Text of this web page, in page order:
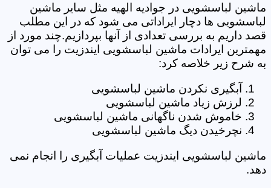
ماشین لباسشویی در جوادیه الهیه مثل سایر ماشین
لباسشویی ها دچار ایراداتی می شود که در این مطلب
قصد داریم به بررسی تعدادی از آنها بپردازیم.چند مورد از
مهمترین ایرادات ماشین لباسشویی ایندزیت را می توان
به شرح زیر خلاصه کرد:
آبگیری نکردن ماشین لباسشویی
لرزش زیاد ماشین لباسشویی
خاموش شدن ناگهانی ماشین لباسشویی
نچرخیدن دیگ ماشین لباسشویی
ماشین لباسشویی ایندزیت عملیات آبگیری را انجام نمی
دهد.